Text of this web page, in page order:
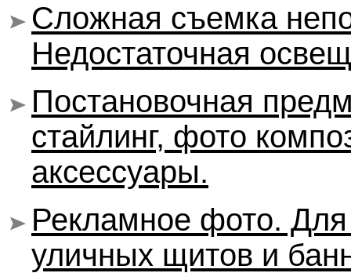
Сложная съемка
Недостаточная
Постановочная
стайлинг, фото
аксессуары.
Рекламное фото. Для
уличных щитов и